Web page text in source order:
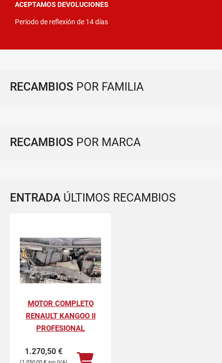
ACEPTAMOS DEVOLUCIONES
Periodo de reflexión de 14 días
RECAMBIOS POR FAMILIA
RECAMBIOS POR MARCA
ENTRADA ÚLTIMOS RECAMBIOS
MOTOR COMPLETO
RENAULT KANGOO II
PROFESIONAL
1.270,50 €